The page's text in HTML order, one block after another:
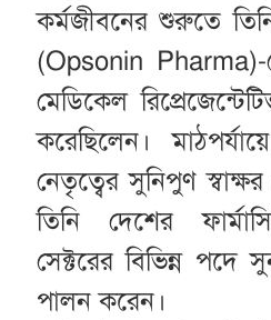
কর্মজীবনের শুরুতে
(Opsonin
মেডিকেল
করেছিলেন।
নেতৃত্বের সুনিপুণ
তিনি দেশের
সেক্টরের বিভিন্ন পদে
পালন করেন।